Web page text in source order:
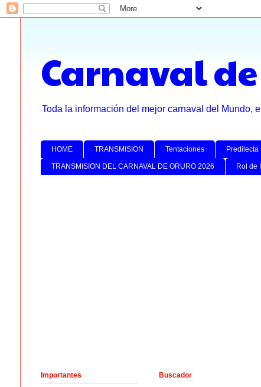
Carnaval
Toda la información del mejor carnaval del Mundo,
HOME TRANSMISION Tentaciones Predilecta
TRANSMISION DEL CARNAVAL DE ORURO 2026 Rol de
Buscador
Importantes